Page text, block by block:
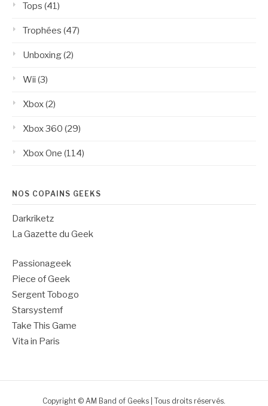
Tops (41)
Trophées (47)
Unboxing(2)
Wii (3)
Xbox(2)
Xbox 360 (29)
Xbox One (114)
NOS COPAINS GEEKS
Darkriketz
La Gazette du Geek
Passionageek
Piece of Geek
Sergent Tobogo
Starsystemf
Take This Game
Vita in Paris
Copyright © AM Band of Geeks | Tous droits réservés.